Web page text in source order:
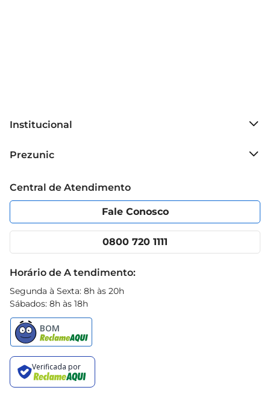
Institucional
Grupo Cencosud
Política de Privacidade
Portal do fornecedor
Cencosud Media
Prezunic
Código de Ética
App Prezunic
Central de Atendimento
Fale Conosco
0800 720 1111
Horário de A tendimento:
Segunda à Sexta: 8h às 20h
Sábados: 8h às 18h